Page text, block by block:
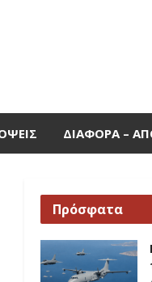
ΔΙΆΦΟΡΑ –
Πρόσφατα